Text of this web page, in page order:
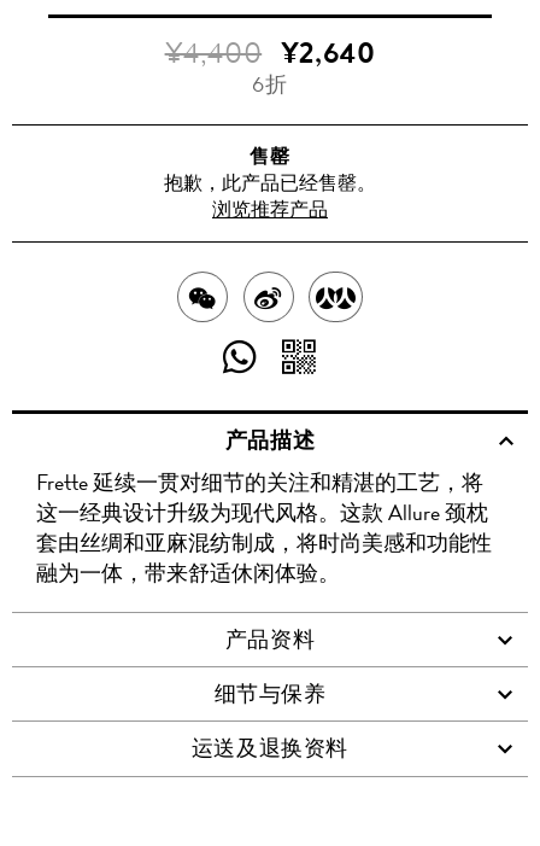
¥4,400 ¥2,640
6折
售罄
抱歉，此产品已经售罄。
浏览推荐产品
分
享
WECHAT
分
享
WEIBO
分
分
享
至
WHATSAPP
享
维
码
产品描述
Frette 延续一贯对细节的关注和精湛的工艺，将
这一经典设计升级为现代风格。这款 Allure 颈枕
套由丝绸和亚麻混纺制成，将时尚美感和功能性
融为一体，带来舒适休闲体验。
产品资料
细节与保养
运送及退换资料